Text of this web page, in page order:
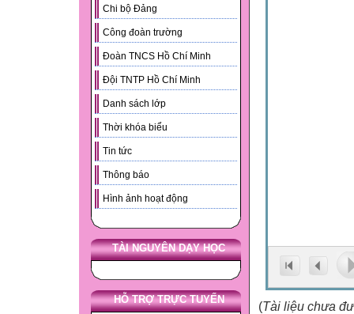
Chi bộ Đảng
Công đoàn trường
Đoàn TNCS Hồ Chí Minh
Đội TNTP Hồ Chí Minh
Danh sách lớp
Thời khóa biểu
Tin tức
Thông báo
Hình ảnh hoạt động
TÀI NGUYÊN DẠY HỌC
HỖ TRỢ TRỰC TUYẾN (Tài liệu chưa